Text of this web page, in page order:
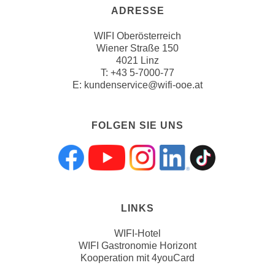
ADRESSE
WIFI Oberösterreich
Wiener Straße 150
4021 Linz
T: +43 5-7000-77
E: kundenservice@wifi-ooe.at
FOLGEN SIE UNS
Folgen sie uns
Folgen sie
Folgen sie
Folgen
LINKS
WIFI-Hotel
WIFI Gastronomie Horizont
Kooperation mit 4youCard